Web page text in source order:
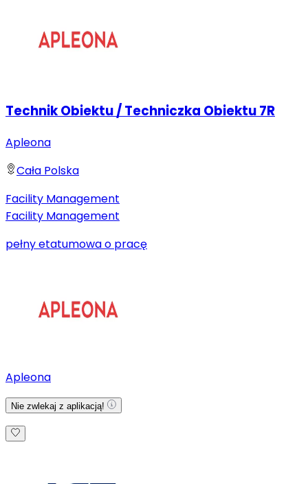
Technik Obiektu / Techniczka Obiektu 7R
Apleona
Cała Polska
Facility Management
Facility Management
pełny etatumowa o pracę
Apleona
Nie zwlekaj z aplikacją!